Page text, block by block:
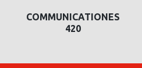
COMMUNICATIONES
420